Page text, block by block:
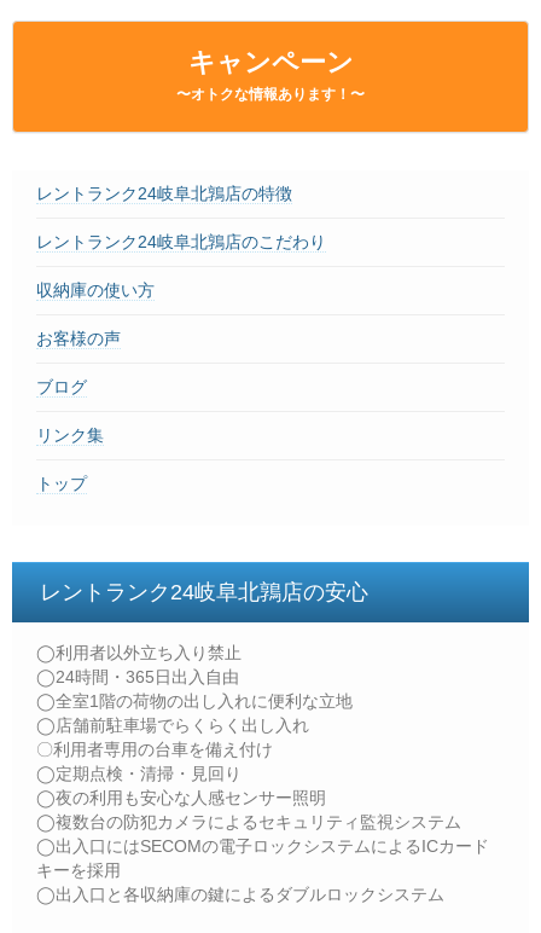
ご見学
– Tour –
– Access –
キャンペーン
〜オトクな情報あります！〜
レントランク24岐阜北鶉店の特徴
レントランク24岐阜北鶉店のこだわり
収納庫の使い方
お客様の声
ブログ
リンク集
トップ
レントランク24岐阜北鶉店の安心
◯利用者以外立ち入り禁止
◯24時間・365日出入自由
◯全室1階の荷物の出し入れに便利な立地
◯店舗前駐車場でらくらく出し入れ
〇利用者専用の台車を備え付け
◯定期点検・清掃・見回り
◯夜の利用も安心な人感センサー照明
◯複数台の防犯カメラによるセキュリティ監視システム
◯出入口にはSECOMの電子ロックシステムによるICカード
キーを採用
◯出入口と各収納庫の鍵によるダブルロックシステム